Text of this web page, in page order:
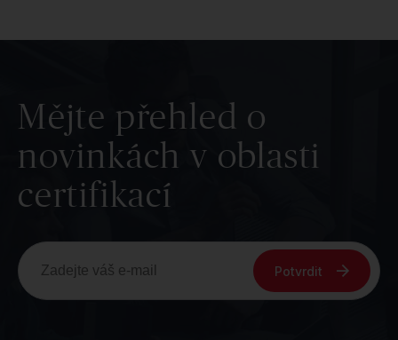
Mějte přehled o
novinkách v oblasti
certifikací
Potvrdit